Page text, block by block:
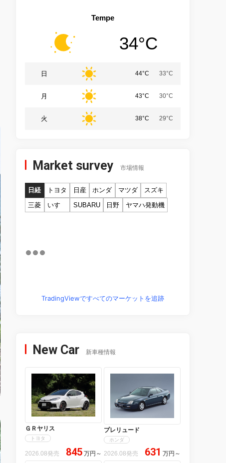
Tempe
34°C
日 44°C 33°C
月 43°C 30°C
火 38°C 29°C
Market survey 市場情報
日経 トヨタ 日産 ホンダ マツダ
スズキ
三菱
いすゞ SUBARU 日野 ヤマハ発動機
TradingViewですべてのマーケットを追跡
New Car 新車種情報
ＧＲヤリス
トヨタ
2026.08発売 845 万円 ～
プレリュード
ホンダ
2026.08発売 631 万円 ～